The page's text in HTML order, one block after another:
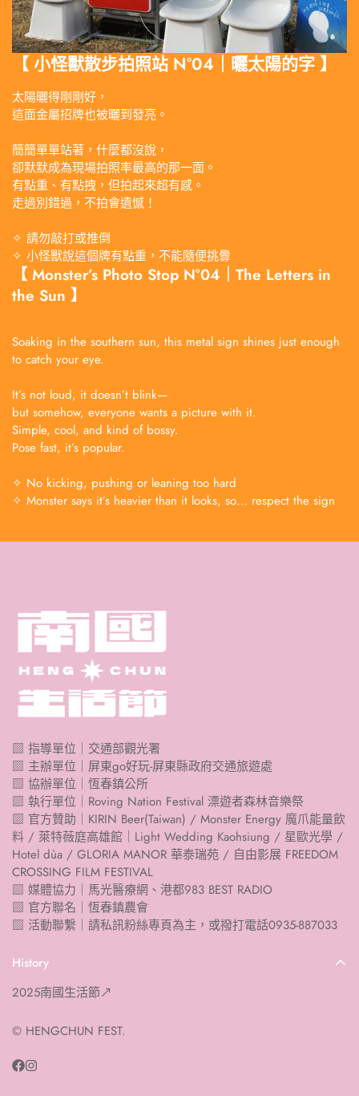
【 小怪獸散步拍照站 N°04｜曬太陽的字 】
太陽曬得剛剛好，
這面金屬招牌也被曬到發亮。
簡簡單單站著，什麼都沒說，
卻默默成為現場拍照率最高的那一面。
有點重、有點拽，但拍起來超有感。
走過別錯過，不拍會遺憾！
✧ 請勿敲打或推倒
✧ 小怪獸說這個牌有點重，不能隨便挑釁
【 Monster’s Photo Stop N°04｜The Letters in
the Sun 】
Soaking in the southern sun, this metal sign shines just enough
to catch your eye.
It’s not loud, it doesn’t blink—
but somehow, everyone wants a picture with it.
Simple, cool, and kind of bossy.
Pose fast, it’s popular.
✧ No kicking, pushing or leaning too hard
✧ Monster says it’s heavier than it looks, so… respect the sign
▨ 指導單位｜交通部觀光署
▨ 主辦單位｜屏東go好玩-屏東縣政府交通旅遊處
▨ 協辦單位｜恆春鎮公所
▨ 執行單位｜Roving Nation Festival 漂遊者森林音樂祭
▨ 官方贊助｜KIRIN Beer(Taiwan) / Monster Energy 魔爪能量飲
料 / 萊特薇庭高雄館｜Light Wedding Kaohsiung / 星歐光學 /
Hotel dùa / GLORIA MANOR 華泰瑞苑 / 自由影展 FREEDOM
CROSSING FILM FESTIVAL
▨ 媒體協力｜馬光醫療網、港都983 BEST RADIO
▨ 官方聯名｜恆春鎮農會
▨ 活動聯繫｜請私訊粉絲專頁為主，或撥打電話0935-887033
History
2025南國生活節↗
© HENGCHUN FEST.